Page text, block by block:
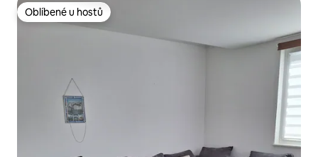
Oblíbené u hostů
Oblíbené u hostů